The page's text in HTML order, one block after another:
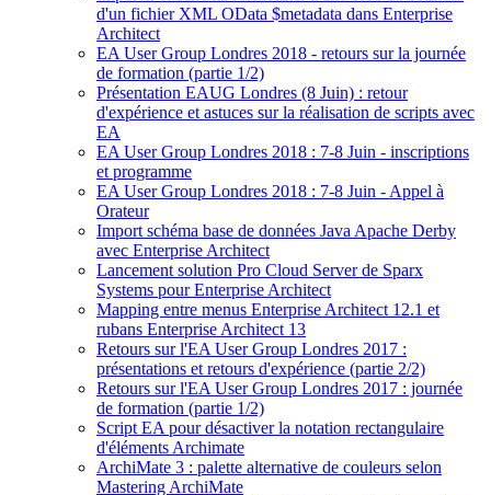
d'un fichier XML OData $metadata dans Enterprise
Architect
EA User Group Londres 2018 - retours sur la journée
de formation (partie 1/2)
Présentation EAUG Londres (8 Juin) : retour
d'expérience et astuces sur la réalisation de scripts avec
EA
EA User Group Londres 2018 : 7-8 Juin - inscriptions
et programme
EA User Group Londres 2018 : 7-8 Juin - Appel à
Orateur
Import schéma base de données Java Apache Derby
avec Enterprise Architect
Lancement solution Pro Cloud Server de Sparx
Systems pour Enterprise Architect
Mapping entre menus Enterprise Architect 12.1 et
rubans Enterprise Architect 13
Retours sur l'EA User Group Londres 2017 :
présentations et retours d'expérience (partie 2/2)
Retours sur l'EA User Group Londres 2017 : journée
de formation (partie 1/2)
Script EA pour désactiver la notation rectangulaire
d'éléments Archimate
ArchiMate 3 : palette alternative de couleurs selon
Mastering ArchiMate